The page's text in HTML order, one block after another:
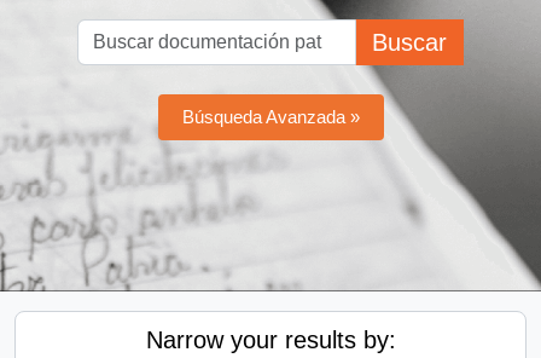
Buscar
Búsqueda Avanzada »
Narrow your results by: